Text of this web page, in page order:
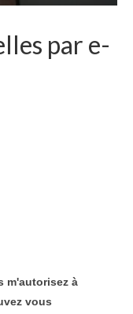
par e-
m'autorisez à
vous